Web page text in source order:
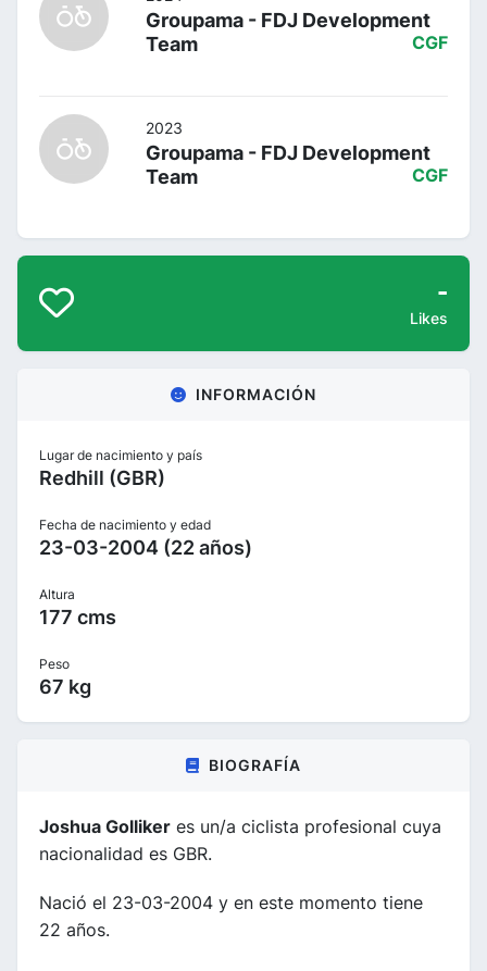
Groupama - FDJ Development
Team
CGF
2023
Groupama - FDJ Development
Team
CGF
-
Likes
INFORMACIÓN
Lugar de nacimiento y país
Redhill (GBR)
Fecha de nacimiento y edad
23-03-2004 (22 años)
Altura
177 cms
Peso
67 kg
BIOGRAFÍA
Joshua Golliker es un/a ciclista profesional cuya
nacionalidad es GBR.
Nació el 23-03-2004 y en este momento tiene
22 años.